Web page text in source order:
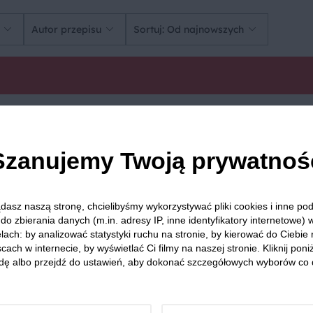
Autor przepisu Sortuj: Od najnowszych
Pawłowej.
ubiegłego wieku w Australii, choć do pierwszeństwa w wykonaniu
sporo czasu, ale efekt jest wart wysiłku. Najważniejsze w wykonaniu
jest idealne ubicie białek i bardzo powolne suszenie bezy, czyli pieczenie
w temperaturze pokojowej).
waniliowym, na wierzchu ułóż świeże owoce. Słodka beza
figami.
Twoją
naszą stronę, chcielibyśmy wykorzystywać pliki cookies i inne
zbierania danych (m.in. adresy IP, inne identyfikatory internetowe)
by analizować statystyki ruchu na stronie, by kierować do Ciebie
w internecie, by wyświetlać Ci filmy na naszej stronie. Kliknij
albo przejdź do ustawień, aby dokonać szczegółowych wyborów co